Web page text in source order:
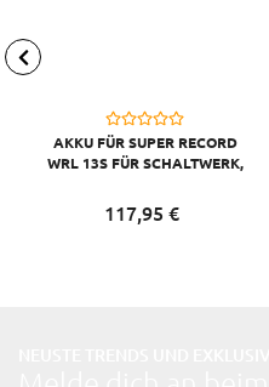
AKKU FÜR SUPER RECORD
WRL 13S FÜR SCHALTWERK,
117,95 €